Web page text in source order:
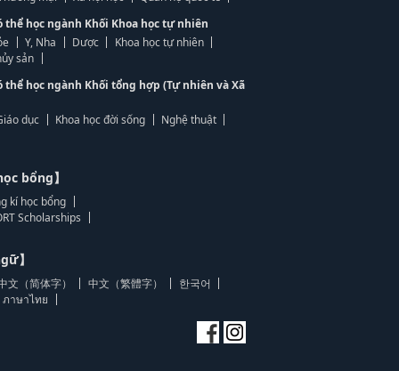
thể học ngành Khối Khoa học tự nhiên
Y, Nha Dược
Khoa học tự nhiên
sản
thể học ngành Khối tổng hợp (Tự nhiên và Xã
dục Khoa học đời sống Nghệ thuật
bổng】
kí học bổng
Scholarships
】
文（简体字） 中文（繁體字）
한국어
ภาษาไทย